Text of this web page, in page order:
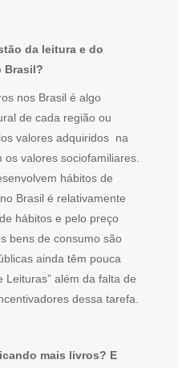
da leitura e do
Brasil?
nos Brasil é algo
de cada região ou
valores adquiridos na
valores sociofamiliares.
hábitos de
Brasil é relativamente
hábitos e pelo preço
bens de consumo são
ainda têm pouca
Leituras” além da falta de
dessa tarefa.
mais livros? E